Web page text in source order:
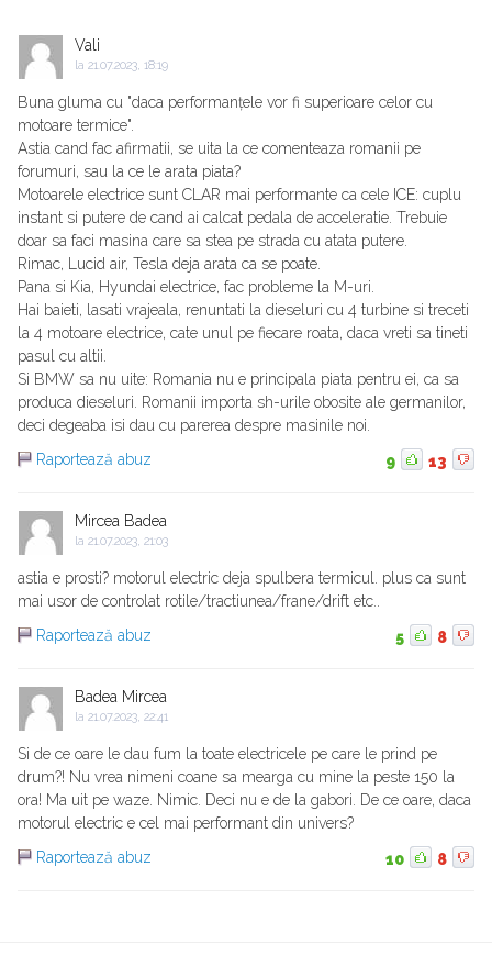
Vali
la 21.07.2023, 18:19
Buna gluma cu "daca performanțele vor fi superioare celor cu
motoare termice".
Astia cand fac afirmatii, se uita la ce comenteaza romanii pe
forumuri, sau la ce le arata piata?
Motoarele electrice sunt CLAR mai performante ca cele ICE: cuplu
instant si putere de cand ai calcat pedala de acceleratie. Trebuie
doar sa faci masina care sa stea pe strada cu atata putere.
Rimac, Lucid air, Tesla deja arata ca se poate.
Pana si Kia, Hyundai electrice, fac probleme la M-uri.
Hai baieti, lasati vrajeala, renuntati la dieseluri cu 4 turbine si treceti
la 4 motoare electrice, cate unul pe fiecare roata, daca vreti sa tineti
pasul cu altii.
Si BMW sa nu uite: Romania nu e principala piata pentru ei, ca sa
produca dieseluri. Romanii importa sh-urile obosite ale germanilor,
deci degeaba isi dau cu parerea despre masinile noi.
Raportează abuz
9 13
Mircea Badea
la 21.07.2023, 21:03
astia e prosti? motorul electric deja spulbera termicul. plus ca sunt
mai usor de controlat rotile/tractiunea/frane/drift etc..
Raportează abuz
5 8
Badea Mircea
la 21.07.2023, 22:41
Si de ce oare le dau fum la toate electricele pe care le prind pe
drum?! Nu vrea nimeni coane sa mearga cu mine la peste 150 la
ora! Ma uit pe waze. Nimic. Deci nu e de la gabori. De ce oare, daca
motorul electric e cel mai performant din univers?
Raportează abuz
10 8